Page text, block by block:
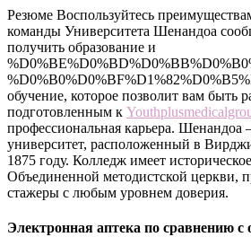
Резюме Воспользуйтесь
команды Университета Шенандоа
получить образование и
обучение, которое позволит вам быть
подготовленным к
профессиональная карьера.
университет, расположенный в
1875 году. Колледж имеет
Объединенной методистской церкви,
стажеры с любым уровнем доверия.
Электронная аптека по сравнению с